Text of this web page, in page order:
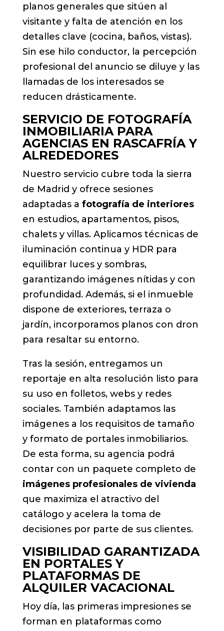
planos generales que sitúen al
visitante y falta de atención en los
detalles clave (cocina, baños, vistas).
Sin ese hilo conductor, la percepción
profesional del anuncio se diluye y las
llamadas de los interesados se
reducen drásticamente.
SERVICIO DE FOTOGRAFÍA
INMOBILIARIA PARA
AGENCIAS EN RASCAFRÍA Y
ALREDEDORES
Nuestro servicio cubre toda la sierra
de Madrid y ofrece sesiones
adaptadas a fotografía de interiores
en estudios, apartamentos, pisos,
chalets y villas. Aplicamos técnicas de
iluminación continua y HDR para
equilibrar luces y sombras,
garantizando imágenes nítidas y con
profundidad. Además, si el inmueble
dispone de exteriores, terraza o
jardín, incorporamos planos con dron
para resaltar su entorno.
Tras la sesión, entregamos un
reportaje en alta resolución listo para
su uso en folletos, webs y redes
sociales. También adaptamos las
imágenes a los requisitos de tamaño
y formato de portales inmobiliarios.
De esta forma, su agencia podrá
contar con un paquete completo de
imágenes profesionales de vivienda
que maximiza el atractivo del
catálogo y acelera la toma de
decisiones por parte de sus clientes.
VISIBILIDAD GARANTIZADA
EN PORTALES Y
PLATAFORMAS DE
ALQUILER VACACIONAL
Hoy día, las primeras impresiones se
forman en plataformas como